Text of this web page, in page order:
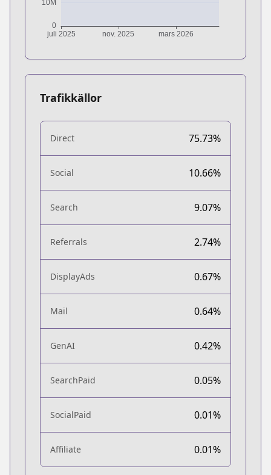
Trafikkällor
Direct 75.73%
Social 10.66%
Search 9.07%
Referrals 2.74%
DisplayAds 0.67%
Mail 0.64%
GenAI 0.42%
SearchPaid 0.05%
SocialPaid 0.01%
Affiliate 0.01%